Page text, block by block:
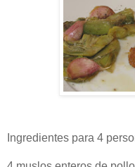
Ingredientes para 4